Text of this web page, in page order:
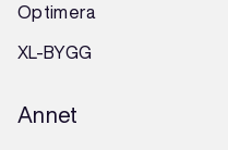
Optimera
XL-BYGG
Annet